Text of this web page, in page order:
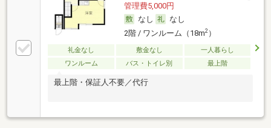
管理費5,000円
なし
なし
2階 / ワンルーム（18m2）
礼金なし 敷金なし
一人暮らし
ワンルーム
バス・トイレ別 最上階
最上階・保証人不要／代行